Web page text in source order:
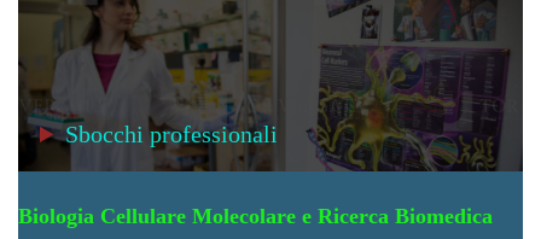
Sbocchi professionali
Biologia Cellulare Molecolare e Ricerca Biomedica